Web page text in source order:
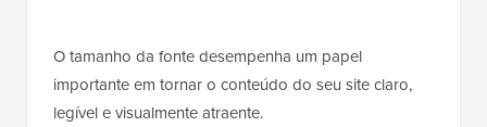
O tamanho da fonte desempenha um papel
importante em tornar o conteúdo do seu site claro,
legível e visualmente atraente.